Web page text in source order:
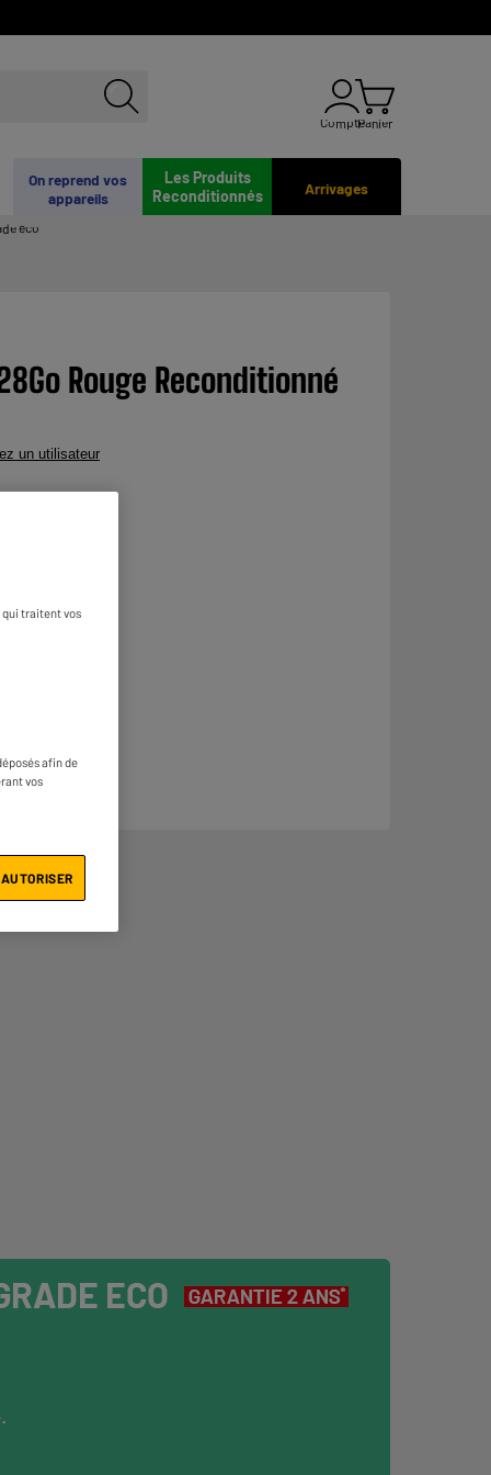
ComptePanier
Arrivages
Les Produits
Reconditionnés
On reprend vos
appareils
éco
Rouge Reconditionné
un utilisateur
qui traitent vos
afin de
vos